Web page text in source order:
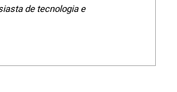
de tecnologia e